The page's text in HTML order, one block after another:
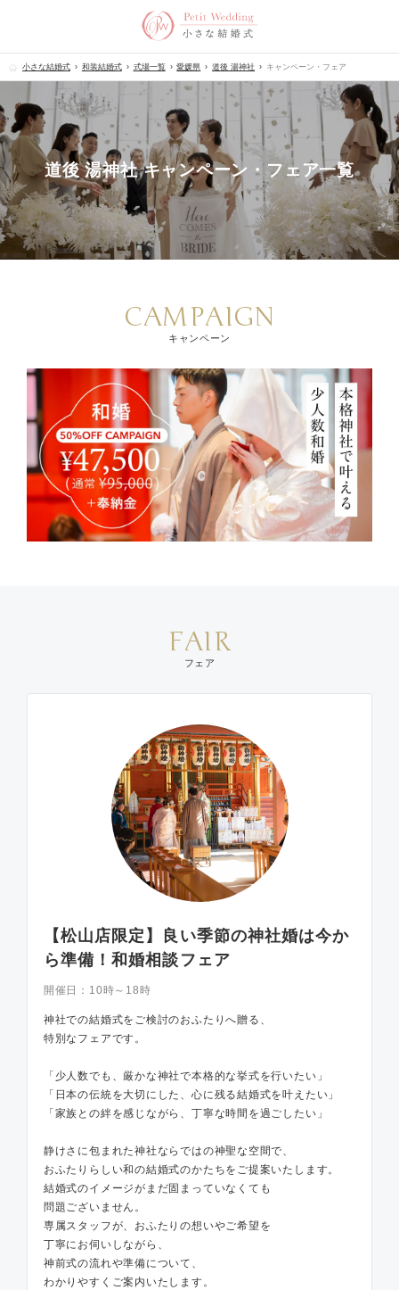
小さな結婚式 和装結婚式 式場一覧 愛媛県 道後 湯神社 キャンペーン・フェア
道後 湯神社 キャンペーン・フェア一覧
CAMPAIGN
キャンペーン
FAIR
フェア
【松山店限定】良い季節の神社婚は今か
ら準備！和婚相談フェア
開催日： 10時～18時
神社での結婚式をご検討のおふたりへ贈る、
特別なフェアです。
「少人数でも、厳かな神社で本格的な挙式を行いたい」
「日本の伝統を大切にした、心に残る結婚式を叶えたい」
「家族との絆を感じながら、丁寧な時間を過ごしたい」
静けさに包まれた神社ならではの神聖な空間で、
おふたりらしい和の結婚式のかたちをご提案いたします。
結婚式のイメージがまだ固まっていなくても
問題ございません。
専属スタッフが、おふたりの想いやご希望を
丁寧にお伺いしながら、
神前式の流れや準備について、
わかりやすくご案内いたします。